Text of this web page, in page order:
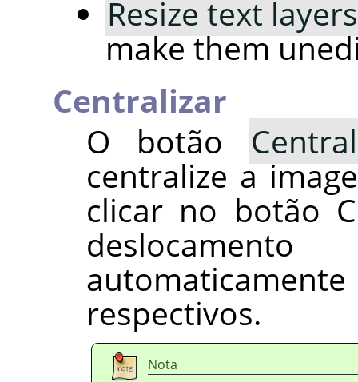
Resize text layers
make them
Centralizar
O botão
centralize a
clicar no botão
respectivos.
Nota